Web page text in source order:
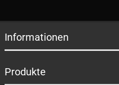
Informationen
Produkte